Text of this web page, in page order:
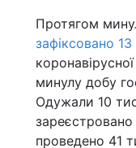
Протягом
зафіксовано
минулу добу
Одужали 10
проведено 41